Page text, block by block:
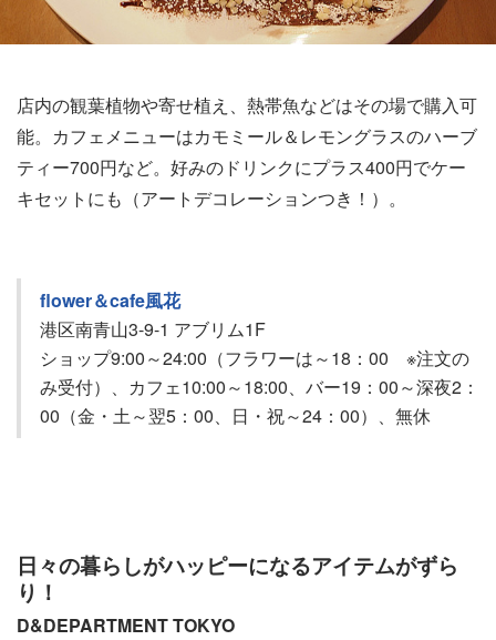
店内の観葉植物や寄せ植え、熱帯魚などはその場で購入可
能。カフェメニューはカモミール＆レモングラスのハーブ
ティー700円など。好みのドリンクにプラス400円でケー
キセットにも（アートデコレーションつき！）。
flower＆cafe風花
港区南青山3-9-1 アブリム1F
ショップ9:00～24:00（フラワーは～18：00 ※注文の
み受付）、カフェ10:00～18:00、バー19：00～深夜2：
00（金・土～翌5：00、日・祝～24：00）、無休
日々の暮らしがハッピーになるアイテムがずら
り！
D&DEPARTMENT TOKYO